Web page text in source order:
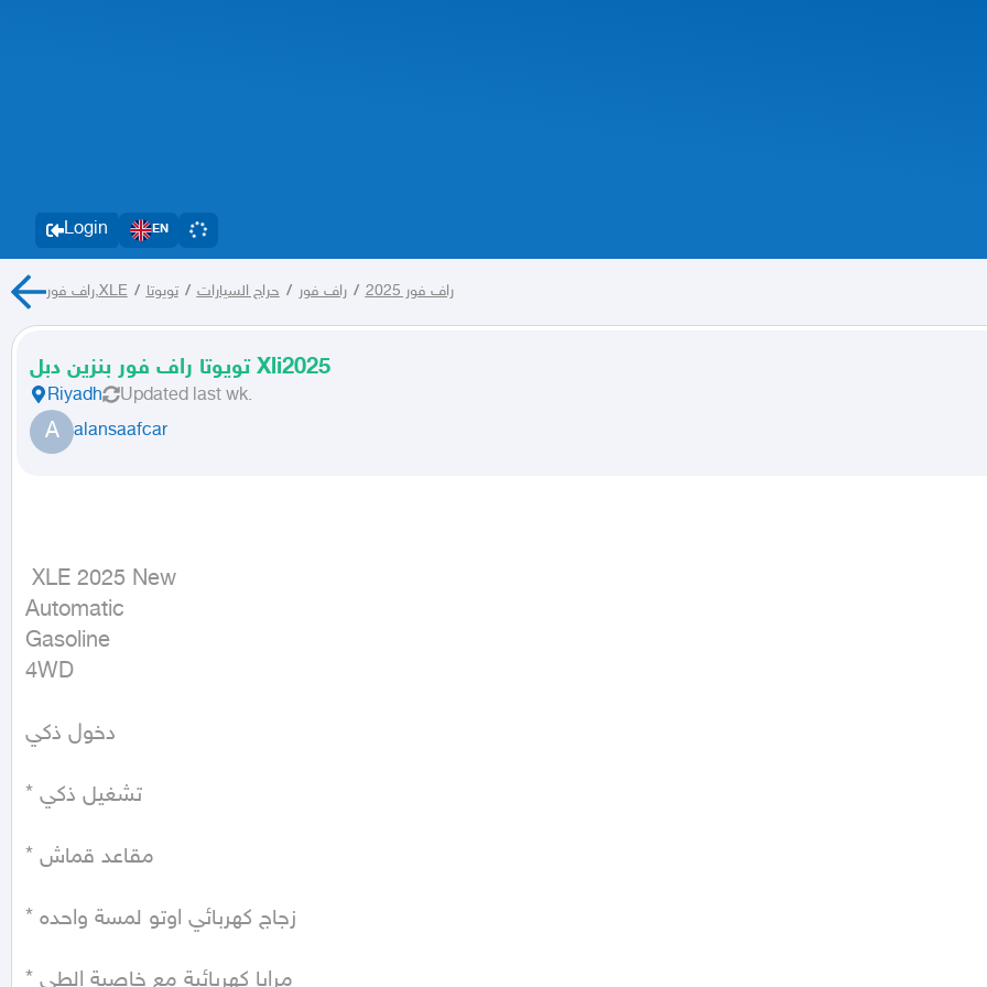
Login EN
راف فور,XLE / راف فور 2025 / راف فور / حراج السيارات / تويوتا
تويوتا راف فور بنزين دبل Xli2025
Riyadh Updated last wk.
A alansaafcar
Automatic
Gasoline
4WD
دخول ذكي
* تشغيل ذكي
* مقاعد قماش
* زجاج كهربائي اوتو لمسة واحده
* مرايا كهربائية مع خاصية الطي